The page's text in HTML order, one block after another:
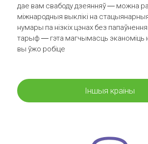
дае вам свабоду дзеянняў — можна
міжнародныя выклікі на
нумары па нізкіх цэнах без
тарыф — гэта магчымасць эканоміць
вы ўжо робіце
Іншыя краіны